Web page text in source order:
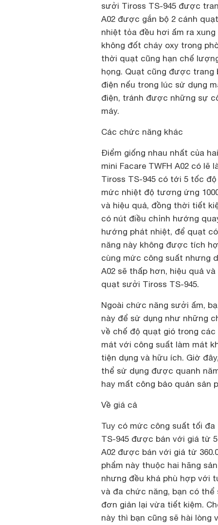
sưởi Tiross TS-945 được
A02 được gắn bộ 2 cánh
nhiệt tỏa đều hơi ấm ra
không đốt cháy oxy trong
thời quạt cũng hạn chế
họng. Quạt cũng được
điện nếu trong lúc sử dụng
điện, tránh được những sự
máy.
Các chức năng khác
Điểm giống nhau nhất của
mini Facare TWFH A02 có
Tiross TS-945 có tới 5 tốc
mức nhiệt độ tương ứng
và hiệu quả, đồng thời tiết
có nút điều chỉnh hướng
hướng phát nhiệt, để quạt
năng này không được tích
cùng mức công suất nhưng
A02 sẽ thấp hơn, hiệu quả
quạt sưởi Tiross TS-945.
Ngoài chức năng sưởi ấm,
này để sử dụng như những
về chế độ quạt gió trong
mát với công suất làm mát
tiện dụng và hữu ích. Giờ
thể sử dụng được quanh
hay mất công bảo quản sản
Về giá cả
Tuy có mức công suất tối
TS-945 được bán với giá từ
A02 được bán với giá từ
phẩm này thuộc hai hãng
nhưng đều khá phù hợp với
và đa chức năng, bạn có
đơn giản lại vừa tiết kiệm.
này thì bạn cũng sẽ hài lòng